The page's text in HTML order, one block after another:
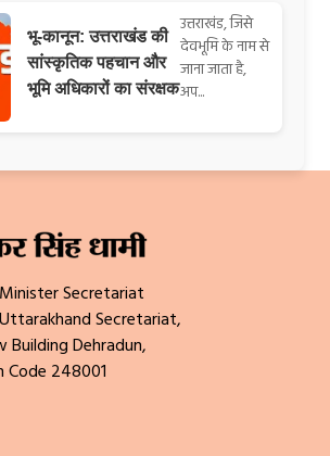
भू-कानून: उत्तराखंड की
सांस्कृतिक पहचान और
भूमि अधिकारों का संरक्षक
उत्तराखंड, जिसे
देवभूमि के नाम से
जाना जाता है,
अप...
Secretariat
Secretariat,
Building Dehradun,
Code 248001